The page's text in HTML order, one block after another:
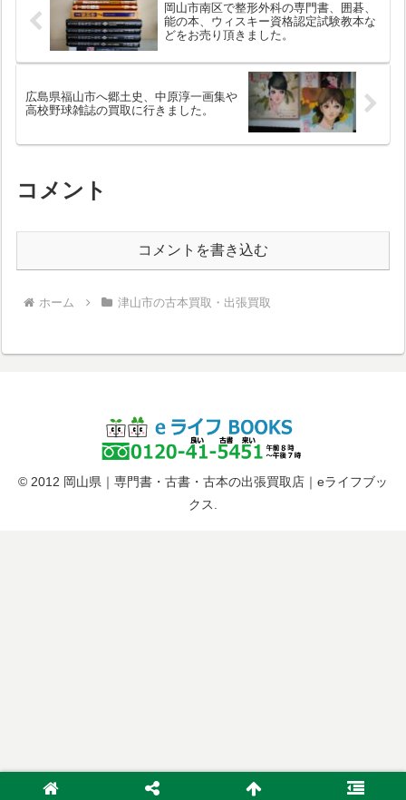
岡山市南区で整形外科の専門書、囲碁、
能の本、ウィスキー資格認定試験教本な
どをお売り頂きました。
広島県福山市へ郷土史、中原淳一画集や
高校野球雑誌の買取に行きました。
コメント
コメントを書き込む
ホーム 津山市の古本買取・出張買取
© 2012 岡山県｜専門書・古書・古本の出張買取店｜eライフブッ
クス.